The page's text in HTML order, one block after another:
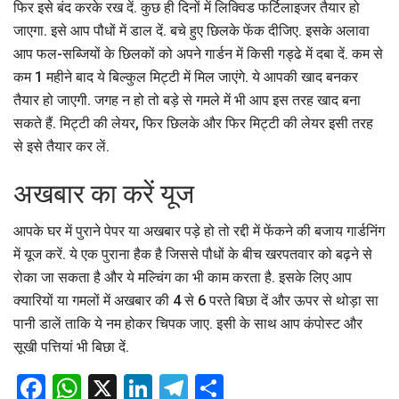
फिर इसे बंद करके रख दें. कुछ ही दिनों में लिक्विड फर्टिलाइजर तैयार हो
जाएगा. इसे आप पौधों में डाल दें. बचे हुए छिलके फेंक दीजिए. इसके अलावा
आप फल-सब्जियों के छिलकों को अपने गार्डन में किसी गड्ढे में दबा दें. कम से
कम 1 महीने बाद ये बिल्कुल मिट्टी में मिल जाएंगे. ये आपकी खाद बनकर
तैयार हो जाएगी. जगह न हो तो बड़े से गमले में भी आप इस तरह खाद बना
सकते हैं. मिट्टी की लेयर, फिर छिलके और फिर मिट्टी की लेयर इसी तरह
से इसे तैयार कर लें.
अखबार का करें यूज
आपके घर में पुराने पेपर या अखबार पड़े हो तो रद्दी में फेंकने की बजाय गार्डनिंग
में यूज करें. ये एक पुराना हैक है जिससे पौधों के बीच खरपतवार को बढ़ने से
रोका जा सकता है और ये मल्चिंग का भी काम करता है. इसके लिए आप
क्यारियों या गमलों में अखबार की 4 से 6 परते बिछा दें और ऊपर से थोड़ा सा
पानी डालें ताकि ये नम होकर चिपक जाए. इसी के साथ आप कंपोस्ट और
सूखी पत्तियां भी बिछा दें.
Facebook
WhatsApp
X LinkedIn
Telegram